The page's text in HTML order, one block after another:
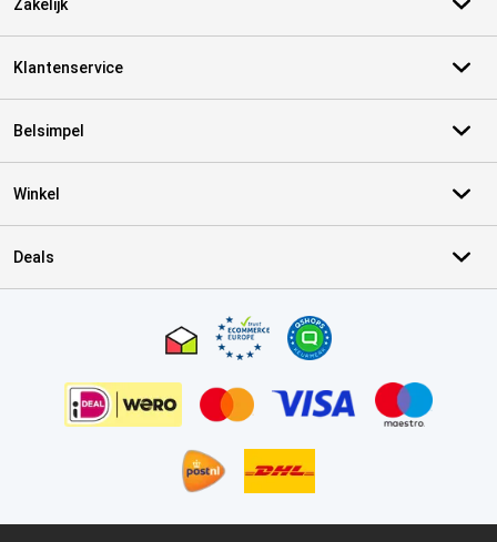
Zakelijk
Klantenservice
Belsimpel
Winkel
Deals